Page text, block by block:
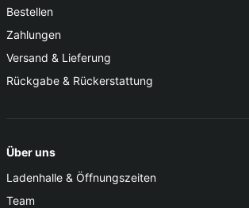
Bestellen
Zahlungen
Versand & Lieferung
Rückgabe & Rückerstattung
Über uns
Ladenhalle & Öffnungszeiten
Team